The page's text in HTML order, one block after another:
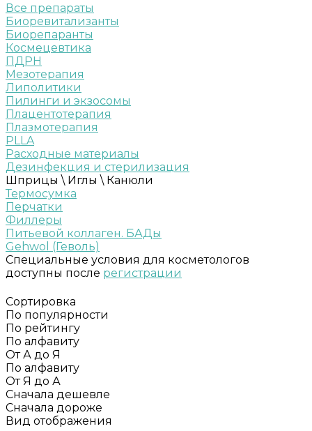
Все препараты
Биоревитализанты
Биорепаранты
Космецевтика
ПДРН
Мезотерапия
Липолитики
Пилинги и экзосомы
Плацентотерапия
Плазмотерапия
PLLA
Расходные материалы
Дезинфекция и стерилизация
Шприцы \ Иглы \ Канюли
Термосумка
Перчатки
Филлеры
Питьевой коллаген. БАДы
Gehwol (Геволь)
Специальные условия для косметологов
доступны после регистрации
Сортировка
По популярности
По рейтингу
По алфавиту
От А до Я
По алфавиту
От Я до А
Сначала дешевле
Сначала дороже
Вид отображения